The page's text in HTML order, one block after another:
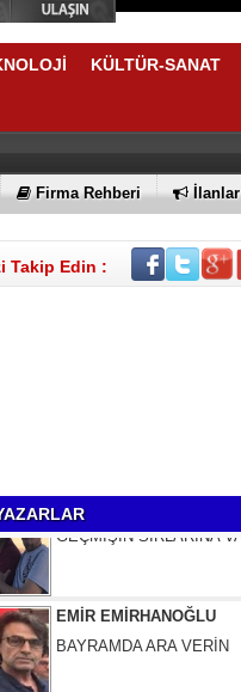
KÜLTÜR-SANAT
Firma Rehberi İlanlar
Takip Edin :